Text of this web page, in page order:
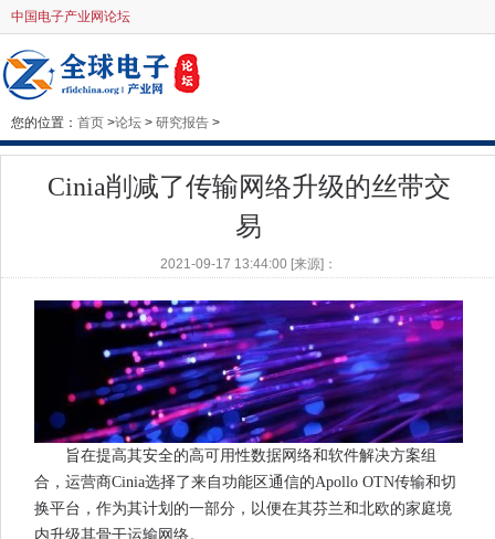
中国电子产业网论坛
您的位置： 首页 >论坛 > 研究报告 >
Cinia削减了传输网络升级的丝带交
易
2021-09-17 13:44:00 [来源]：
旨在提高其安全的高可用性数据网络和软件解决方案组
合，运营商Cinia选择了来自功能区通信的Apollo OTN传输和切
换平台，作为其计划的一部分，以便在其芬兰和北欧的家庭境
内升级其骨干运输网络。